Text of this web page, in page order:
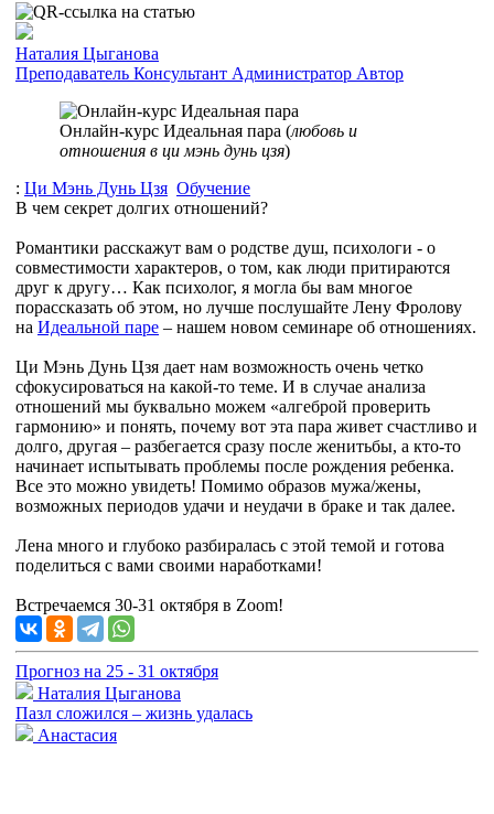
Наталия Цыганова
Преподаватель Консультант Администратор Автор
Онлайн-курс Идеальная пара (любовь и
отношения в ци мэнь дунь цзя)
: Ци Мэнь Дунь Цзя Обучение
В чем секрет долгих отношений?
Романтики расскажут вам о родстве душ, психологи - о
совместимости характеров, о том, как люди притираются
друг к другу… Как психолог, я могла бы вам многое
порассказать об этом, но лучше послушайте Лену Фролову
на Идеальной паре – нашем новом семинаре об отношениях.
Ци Мэнь Дунь Цзя дает нам возможность очень четко
сфокусироваться на какой-то теме. И в случае анализа
отношений мы буквально можем «алгеброй проверить
гармонию» и понять, почему вот эта пара живет счастливо и
долго, другая – разбегается сразу после женитьбы, а кто-то
начинает испытывать проблемы после рождения ребенка.
Все это можно увидеть! Помимо образов мужа/жены,
возможных периодов удачи и неудачи в браке и так далее.
Лена много и глубоко разбиралась с этой темой и готова
поделиться с вами своими наработками!
Встречаемся 30-31 октября в Zoom!
Прогноз на 25 - 31 октября
Наталия Цыганова
Пазл сложился – жизнь удалась
Анастасия